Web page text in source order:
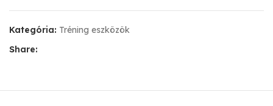
Kategória: Tréning eszközök
Share: